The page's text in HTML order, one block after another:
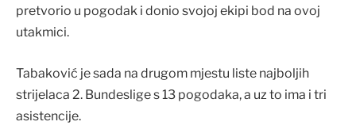
pretvorio u pogodak i donio svojoj ekipi bod na ovoj
utakmici.
Tabaković je sada na drugom mjestu liste najboljih
strijelaca 2. Bundeslige s 13 pogodaka, a uz to ima i tri
asistencije.